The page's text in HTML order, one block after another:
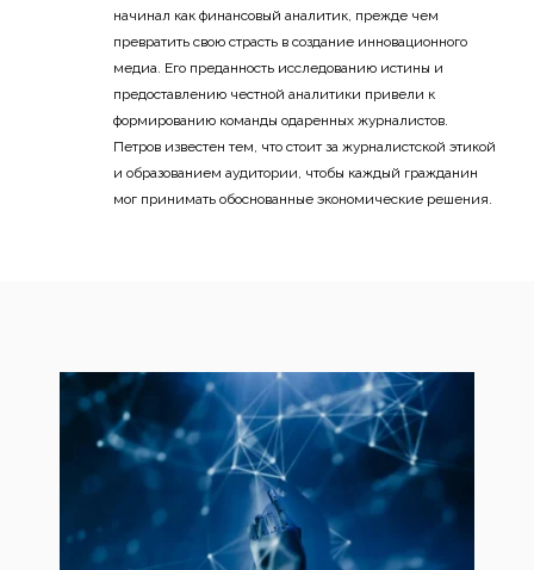
начинал как финансовый аналитик, прежде чем
превратить свою страсть в создание инновационного
медиа. Его преданность исследованию истины и
предоставлению честной аналитики привели к
формированию команды одаренных журналистов.
Петров известен тем, что стоит за журналистской этикой
и образованием аудитории, чтобы каждый гражданин
мог принимать обоснованные экономические решения.